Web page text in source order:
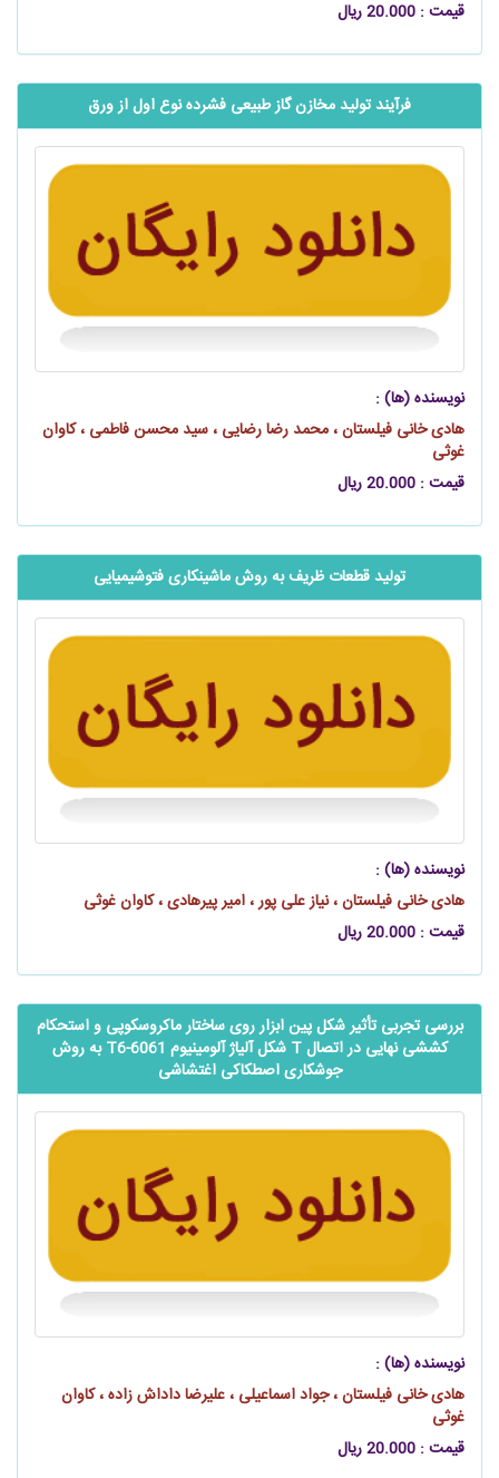
قیمت : 20.000 ریال
فرآیند تولید مخازن گاز طبیعی فشرده نوع اول از ورق
نویسنده (ها) :
هادی خانی فیلستان ، محمد رضا رضایی ، سید محسن فاطمی ، کاوان
غوثی
قیمت : 20.000 ریال
تولید قطعات ظریف به روش ماشینکاری فتوشیمیایی
نویسنده (ها) :
هادی خانی فیلستان ، نیاز علی پور ، امیر پیرهادی ، کاوان غوثی
قیمت : 20.000 ریال
بررسی تجربی تأثیر شکل پین ابزار روی ساختار ماکروسکوپی و استحکام
کششی نهایی در اتصال T شکل آلیاژ آلومینیوم 6061-T6 به روش
جوشکاری اصطکاکی اغتشاشی
نویسنده (ها) :
هادی خانی فیلستان ، جواد اسماعیلی ، علیرضا داداش زاده ، کاوان
غوثی
قیمت : 20.000 ریال